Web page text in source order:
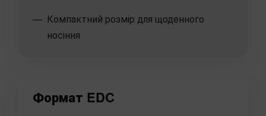
Компактний розмір для щоденного
носіння
Формат EDC